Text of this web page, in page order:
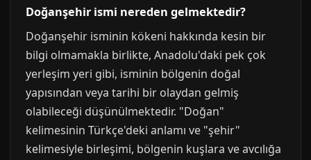
Doğanşehir ismi nereden gelmektedir?
Doğanşehir isminin kökeni hakkında kesin bir
bilgi olmamakla birlikte, Anadolu'daki pek çok
yerleşim yeri gibi, isminin bölgenin doğal
yapısından veya tarihi bir olaydan gelmiş
olabileceği düşünülmektedir. "Doğan"
kelimesinin Türkçe'deki anlamı ve "şehir"
kelimesiyle birleşimi, bölgenin kuşlara ve avcılığa